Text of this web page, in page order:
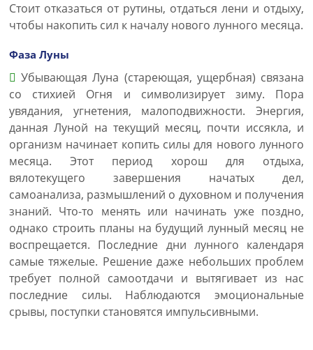
Стоит отказаться от рутины, отдаться лени и отдыху,
чтобы накопить сил к началу нового лунного месяца.
Фаза Луны
Убывающая Луна (стареющая, ущербная) связана
со стихией Огня и символизирует зиму. Пора
увядания, угнетения, малоподвижности. Энергия,
данная Луной на текущий месяц, почти иссякла, и
организм начинает копить силы для нового лунного
месяца. Этот период хорош для отдыха,
вялотекущего завершения начатых дел,
самоанализа, размышлений о духовном и получения
знаний. Что-то менять или начинать уже поздно,
однако строить планы на будущий лунный месяц не
воспрещается. Последние дни лунного календаря
самые тяжелые. Решение даже небольших проблем
требует полной самоотдачи и вытягивает из нас
последние силы. Наблюдаются эмоциональные
срывы, поступки становятся импульсивными.